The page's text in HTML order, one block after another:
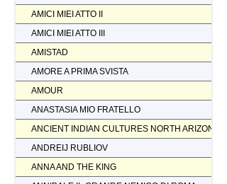
AMICI MIEI ATTO II
AMICI MIEI ATTO III
AMISTAD
AMORE A PRIMA SVISTA
AMOUR
ANASTASIA MIO FRATELLO
ANCIENT INDIAN CULTURES NORTH ARIZONA
ANDREIJ RUBLIOV
ANNA AND THE KING